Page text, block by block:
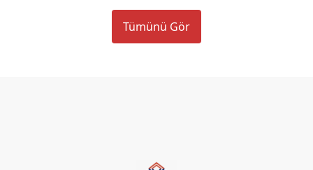
Tümünü Gör